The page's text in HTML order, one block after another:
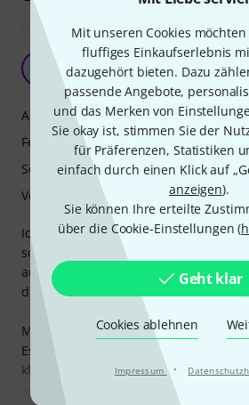
Mit unseren Cookies
fluffiges Einkaufserlebnis
dazugehört bieten. Dazu
passende Angebote,
und das Merken von
Sie okay ist, stimmen Sie der
für Präferenzen, Statistiken
einfach durch einen Klick auf
anzeigen).
Sie können Ihre erteilte
über die Cookie-Einstellungen (
Geht klar
Cookies ablehnen
Impressum ·
lustig, aber nicht einfach
Zanshin
Ich habe die Nasenflöte erst seit
soetwas vor dieser Bestellung gar
ausschließlich dieses Produkt und 1-2
darüber, wie es geht und klingen soll.
Mein Fazit:
Es macht Spaß zu versuchen diesem
klingende Töne zu entlocken. Die
auch recht bald ein. Bis ich
Ansprache
Features
Sound
Verarbeitung